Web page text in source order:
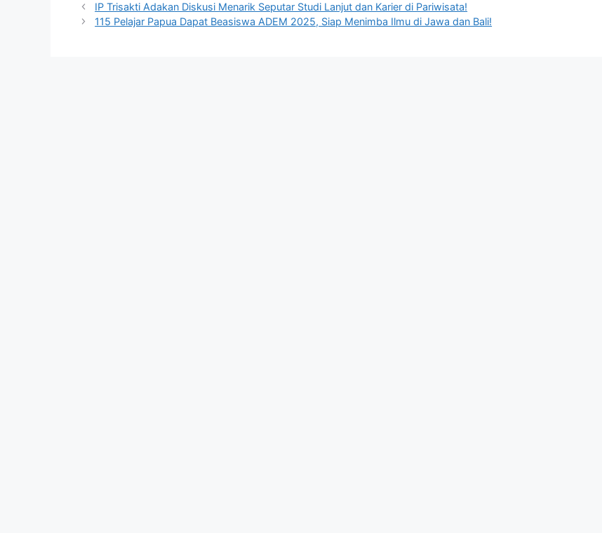
IP Trisakti Adakan Diskusi Menarik Seputar Studi Lanjut dan Karier di Pariwisata!
115 Pelajar Papua Dapat Beasiswa ADEM 2025, Siap Menimba Ilmu di Jawa dan Bali!